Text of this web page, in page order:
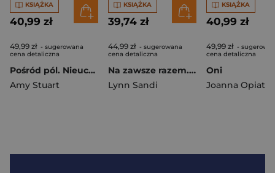
KSIĄŻKA
40,99 zł
49,99 zł - sugerowana
cena detaliczna
Pośród pól. Nieuchwytna. Tom 2
Amy Stuart
KSIĄŻKA
39,74 zł
44,99 zł - sugerowana
cena detaliczna
Na zawsze razem. Tom 3
Lynn Sandi
KSIĄŻKA
40,99 zł
49,99 zł -
cena detaliczna
Oni